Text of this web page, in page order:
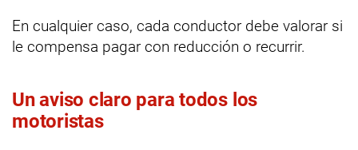
En cualquier caso, cada conductor debe valorar si
le compensa pagar con reducción o recurrir.
Un aviso claro para todos los
motoristas